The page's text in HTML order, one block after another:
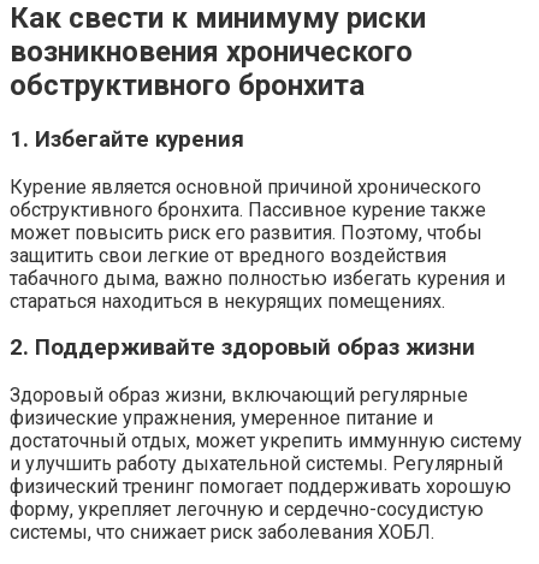
Как свести к минимуму риски
возникновения хронического
обструктивного бронхита
1. Избегайте курения
Курение является основной причиной хронического
обструктивного бронхита. Пассивное курение также
может повысить риск его развития. Поэтому, чтобы
защитить свои легкие от вредного воздействия
табачного дыма, важно полностью избегать курения и
стараться находиться в некурящих помещениях.
2. Поддерживайте здоровый образ жизни
Здоровый образ жизни, включающий регулярные
физические упражнения, умеренное питание и
достаточный отдых, может укрепить иммунную систему
и улучшить работу дыхательной системы. Регулярный
физический тренинг помогает поддерживать хорошую
форму, укрепляет легочную и сердечно-сосудистую
системы, что снижает риск заболевания ХОБЛ.